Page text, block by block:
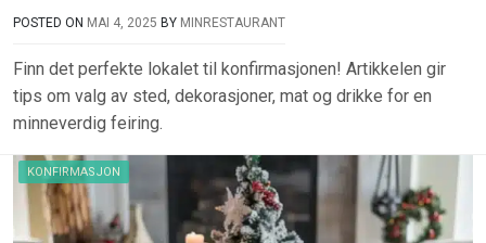
POSTED ON MAI 4, 2025 BY MINRESTAURANT
Finn det perfekte lokalet til konfirmasjonen! Artikkelen gir
tips om valg av sted, dekorasjoner, mat og drikke for en
minneverdig feiring.
KONFIRMASJON